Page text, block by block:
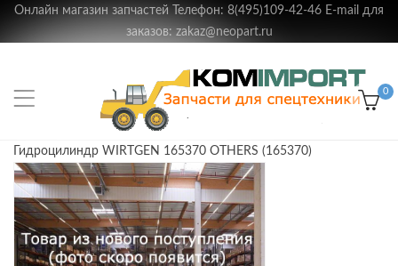
Онлайн магазин запчастей Телефон: 8(495)109-42-46 E-mail для
заказов: zakaz@neopart.ru
0
Гидроцилиндр WIRTGEN 165370 OTHERS (165370)